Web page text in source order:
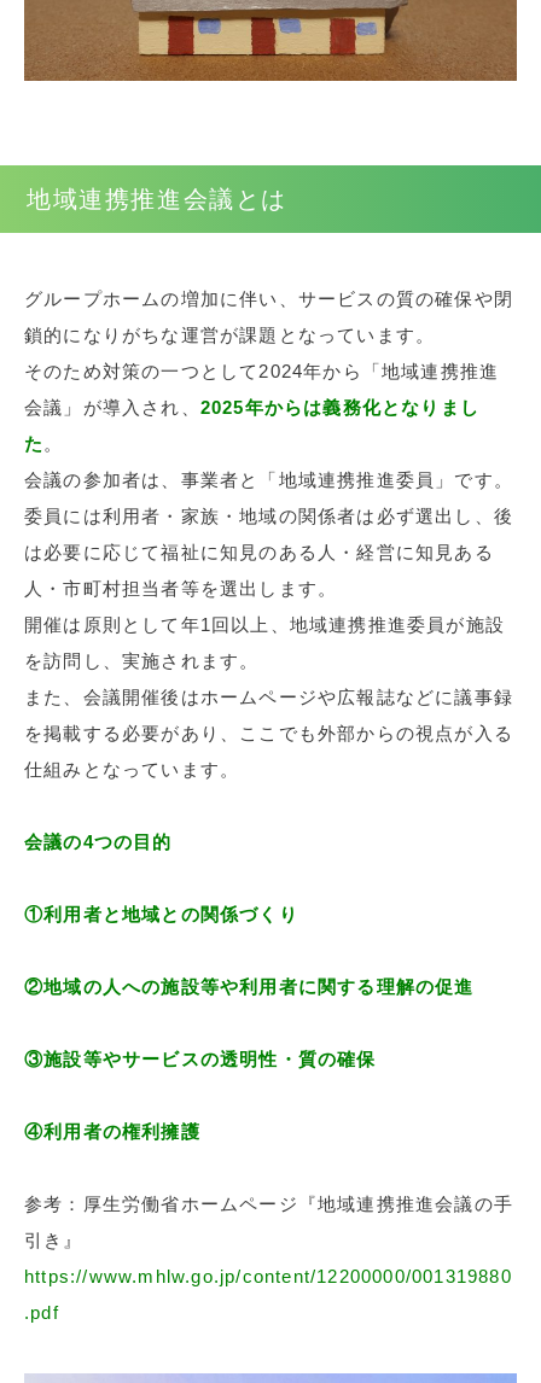
地域連携推進会議とは
グループホームの増加に伴い、サービスの質の確保や閉
鎖的になりがちな運営が課題となっています。
そのため対策の一つとして2024年から「地域連携推進
会議」が導入され、 2025年からは義務化となりまし
た 。
会議の参加者は、事業者と「地域連携推進委員」です。
委員には利用者・家族・地域の関係者は必ず選出し、後
は必要に応じて福祉に知見のある人・経営に知見ある
人・市町村担当者等を選出します。
開催は原則として年1回以上、地域連携推進委員が施設
を訪問し、実施されます。
また、会議開催後はホームページや広報誌などに議事録
を掲載する必要があり、ここでも外部からの視点が入る
仕組みとなっています。
会議の4つの目的
①利用者と地域との関係づくり
②地域の人への施設等や利用者に関する理解の促進
③施設等やサービスの透明性・質の確保
④利用者の権利擁護
参考：厚生労働省ホームページ『地域連携推進会議の手
引き』
https://www.mhlw.go.jp/content/12200000/001319880
.pdf